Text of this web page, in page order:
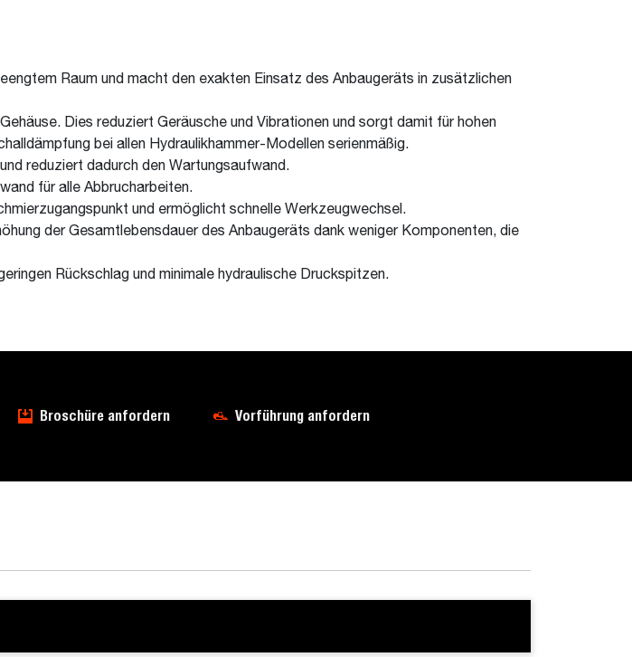
Raum und macht den exakten Einsatz des Anbaugeräts in zusätzlichen
Dies reduziert Geräusche und Vibrationen und sorgt damit für hohen
bei allen Hydraulikhammer-Modellen serienmäßig.
reduziert dadurch den Wartungsaufwand.
für alle Abbrucharbeiten.
und ermöglicht schnelle Werkzeugwechsel.
der Gesamtlebensdauer des Anbaugeräts dank weniger Komponenten, die
Rückschlag und minimale hydraulische Druckspitzen.
Broschüre anfordern Vorführung anfordern